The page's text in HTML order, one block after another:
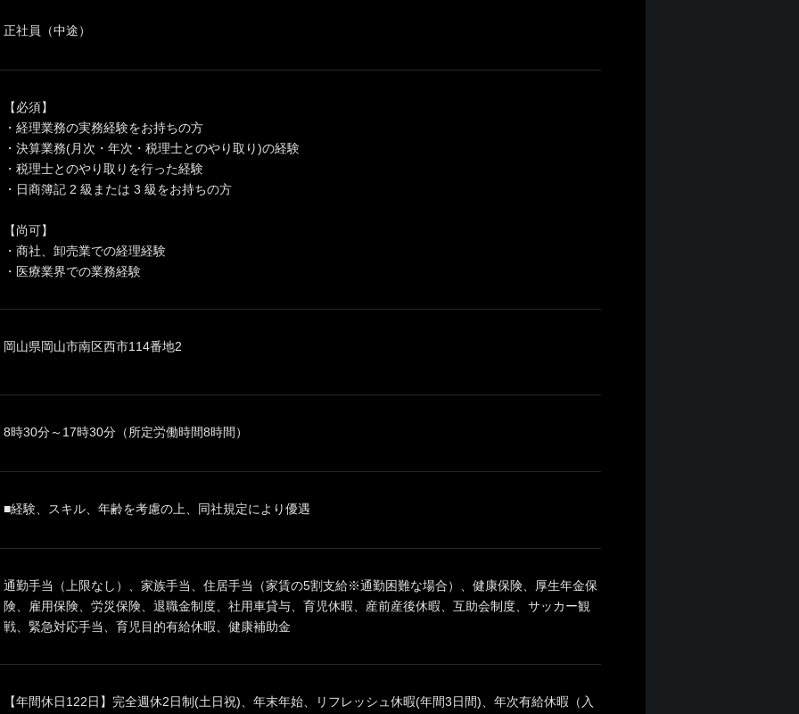
正社員（中途）
【必須】
・経理業務の実務経験をお持ちの方
・決算業務(月次・年次・税理士とのやり取り)の経験
・税理士とのやり取りを行った経験
・日商簿記 2 級または 3 級をお持ちの方
【尚可】
・商社、卸売業での経理経験
・医療業界での業務経験
岡山県岡山市南区西市114番地2
8時30分～17時30分（所定労働時間8時間）
■経験、スキル、年齢を考慮の上、同社規定により優遇
通勤手当（上限なし）、家族手当、住居手当（家賃の5割支給※通勤困難な場合）、健康保険、厚生年金保
険、雇用保険、労災保険、退職金制度、社用車貸与、育児休暇、産前産後休暇、互助会制度、サッカー観
戦、緊急対応手当、育児目的有給休暇、健康補助金
【年間休日122日】完全週休2日制(土日祝)、年末年始、リフレッシュ休暇(年間3日間)、年次有給休暇（入